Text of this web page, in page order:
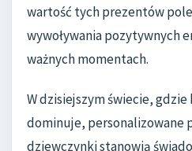
wartość tych prezentów
wywoływania pozytywnych
ważnych momentach.
W dzisiejszym świecie,
dominuje, personalizowane
dziewczynki stanowią